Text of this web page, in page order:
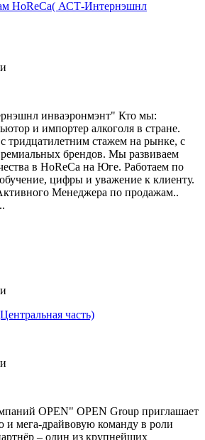
HoReCa( АСТ-Интернэшнл
инваэронмэнт" Кто мы:
и импортер алкоголя в стране.
тридцатилетним стажем на рынке, с
брендов. Мы развиваем
в HoReCa на Юге. Работаем по
цифры и уважение к клиенту.
Менеджера по продажам..
часть)
OPEN" OPEN Group приглашает
мега-драйвовую команду в роли
– один из крупнейших